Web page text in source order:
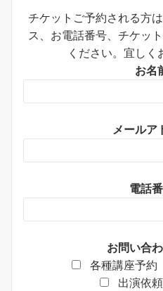
チケットご予約される方
ス、お電話番号、チケッ
ください。宜しく
お名
メールア
電話
お問い合
各種講座予約
出演依頼